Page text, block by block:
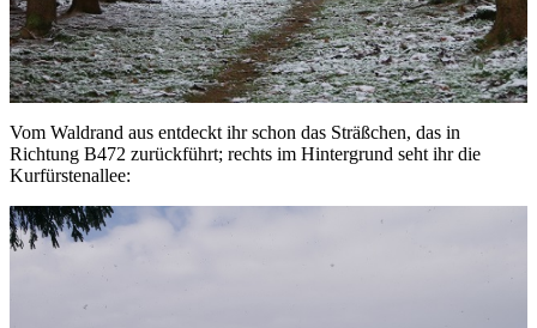
Vom Waldrand aus entdeckt ihr schon das Sträßchen, das in
Richtung B472 zurückführt; rechts im Hintergrund seht ihr die
Kurfürstenallee: